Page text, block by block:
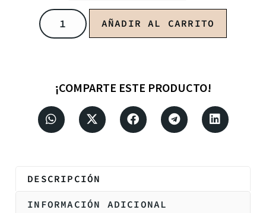
AÑADIR AL CARRITO
¡COMPARTE ESTE PRODUCTO!
DESCRIPCIÓN
INFORMACIÓN ADICIONAL